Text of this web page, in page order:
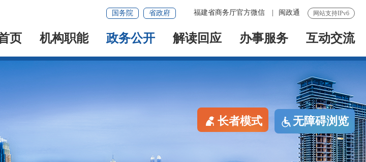
网站支持IPv6
福建省商务厅官方微信 闽政通
国务院 省政府
页 机构职能 政务公开 解读回应 办事服务 互动交流
长者模式 无障碍浏览